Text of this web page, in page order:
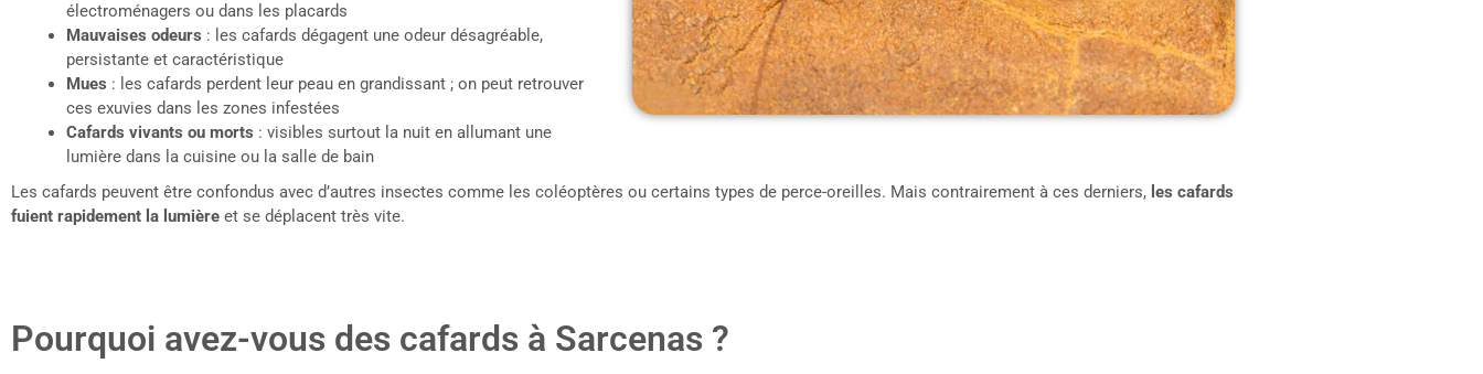
électroménagers ou dans les placards
Mauvaises odeurs : les cafards dégagent une odeur désagréable,
persistante et caractéristique
Mues : les cafards perdent leur peau en grandissant ; on peut retrouver
ces exuvies dans les zones infestées
Cafards vivants ou morts : visibles surtout la nuit en allumant une
lumière dans la cuisine ou la salle de bain
Les cafards peuvent être confondus avec d’autres insectes comme les coléoptères ou certains types de perce-oreilles. Mais contrairement à ces derniers, les cafards
fuient rapidement la lumière et se déplacent très vite.
Pourquoi avez-vous des cafards à Sarcenas ?